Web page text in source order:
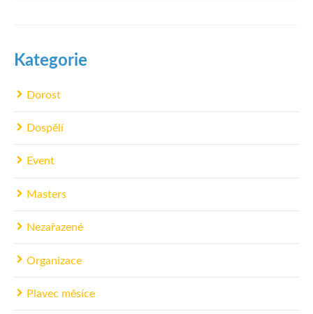
Kategorie
Dorost
Dospělí
Event
Masters
Nezařazené
Organizace
Plavec měsíce